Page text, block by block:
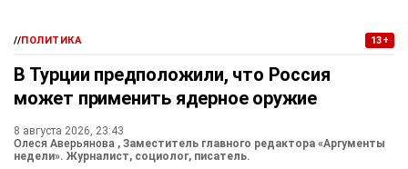
//ПОЛИТИКА 13+
В Турции предположили, что Россия
может применить ядерное оружие
8 августа 2026, 23:43
Олеся Аверьянова , Заместитель главного редактора «Аргументы
недели». Журналист, социолог, писатель.